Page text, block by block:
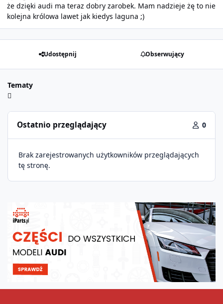
że dzięki audi ma teraz dobry zarobek. Mam nadzieje żę to nie
kolejna królowa lawet jak kiedys laguna ;)
Udostępnij Obserwujący
Tematy
Ostatnio przeglądający 0
Brak zarejestrowanych użytkowników przeglądających
tę stronę.